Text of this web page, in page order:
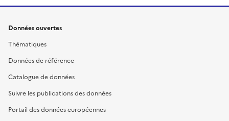
Données ouvertes
Thématiques
Données de référence
Catalogue de données
Suivre les publications des données
Portail des données européennes